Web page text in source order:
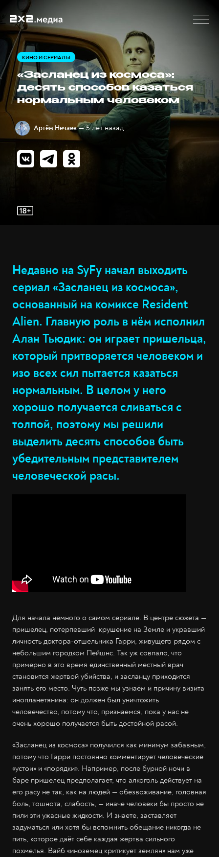
КИНО И СЕРИАЛЫ
«Засланец из космоса»:
десять способов казаться
нормальным человеком
Артём Нечаев — 5 лет назад
Недавно на SyFy начал выходить
сериал «Засланец из космоса»,
основанный на комиксе Resident
Alien. Главную роль в нём исполнил
Алан Тьюдик: он играет пришельца,
который притворяется человеком и
изо всех сил пытается казаться
нормальным. В целом у него
хорошо получается сливаться с
толпой, поэтому мы решили
выделить десять способов быть
убедительным представителем
человеческой расы.
Для начала немного о самом сериале. В центре сюжета —
пришелец, потерпевший крушение на Земле и укравший
личность доктора-отшельника Гарри, живущего рядом с
небольшим городком Пейшнс. Так уж совпало, что
примерно в это время единственный местный врач
становится жертвой убийства, и засланцу приходится
занять его место. Чуть позже мы узнаём и причину визита
инопланетянина: он должен был уничтожить
человечество, потому что, признаемся, пока у нас не
очень хорошо получается быть достойной расой.
«Засланец из космоса» получился как минимум забавным,
потому что Гарри постоянно комментирует человеческие
«устои» и «порядки». Например, после бурной ночи в
баре пришелец предполагает, что алкоголь действует на
его расу не так, как на людей — обезвоживание, головная
боль, тошнота, слабость, — иначе человеки бы просто не
пили эти ужасные жидкости. И знаете, заставляет
задуматься или хотя бы вспомнить обещание никогда не
пить, которое даёт себе каждая жертва сильного
похмелья. Вайб «иноземец критикует землян» нам уже